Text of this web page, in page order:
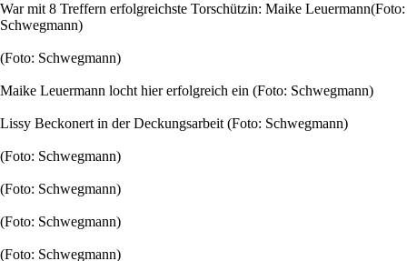
War mit 8 Treffern erfolgreichste Torschützin: Maike Leuermann(Foto:
Schwegmann)
(Foto: Schwegmann)
Maike Leuermann locht hier erfolgreich ein (Foto: Schwegmann)
Lissy Beckonert in der Deckungsarbeit (Foto: Schwegmann)
(Foto: Schwegmann)
(Foto: Schwegmann)
(Foto: Schwegmann)
(Foto: Schwegmann)